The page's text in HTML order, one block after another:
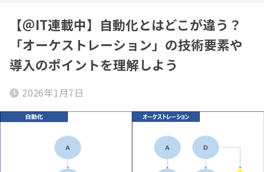
【＠IT連載中】自動化とはどこが違う？
「オーケストレーション」の技術要素や
導入のポイントを理解しよう
2026年1月7日